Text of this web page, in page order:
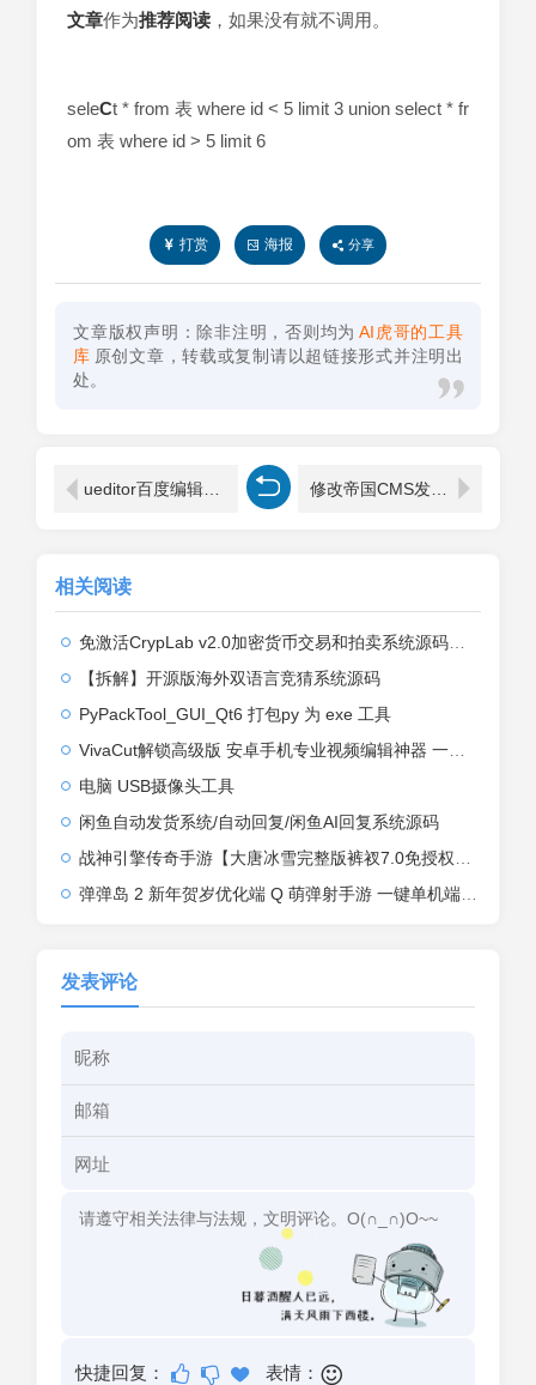
文章作为推荐阅读 ，如果没有就不调用。
seleCt * from 表 where id < 5 limit 3 union select * fr
om 表 where id > 5 limit 6
打赏 海报 分享
文章版权声明：除非注明，否则均为 AI虎哥的工具
库 原创文章，转载或复制请以超链接形式并注明出
处。
ueditor百度编辑器路径加载错误解决方法 修改帝国CMS发送邮件地址方法
相关阅读
免激活CrypLab v2.0加密货币交易和拍卖系统源码，前台新增中文后台全部汉化
【拆解】开源版海外双语言竞猜系统源码
PyPackTool_GUI_Qt6 打包py 为 exe 工具
VivaCut解锁高级版 安卓手机专业视频编辑神器 一键式AI加持
电脑 USB摄像头工具
闲鱼自动发货系统/自动回复/闲鱼AI回复系统源码
战神引擎传奇手游【大唐冰雪完整版裤衩7.0免授权】2026整理特色服务端+寒冬之城+万象古城+天威大陆+大唐盛世【站长亲测】
弹弹岛 2 新年贺岁优化端 Q 萌弹射手游 一键单机端 + Linux 手工端 + GM 后台 + 安卓 iOS 双端带教程
发表评论
快捷回复： 表情：